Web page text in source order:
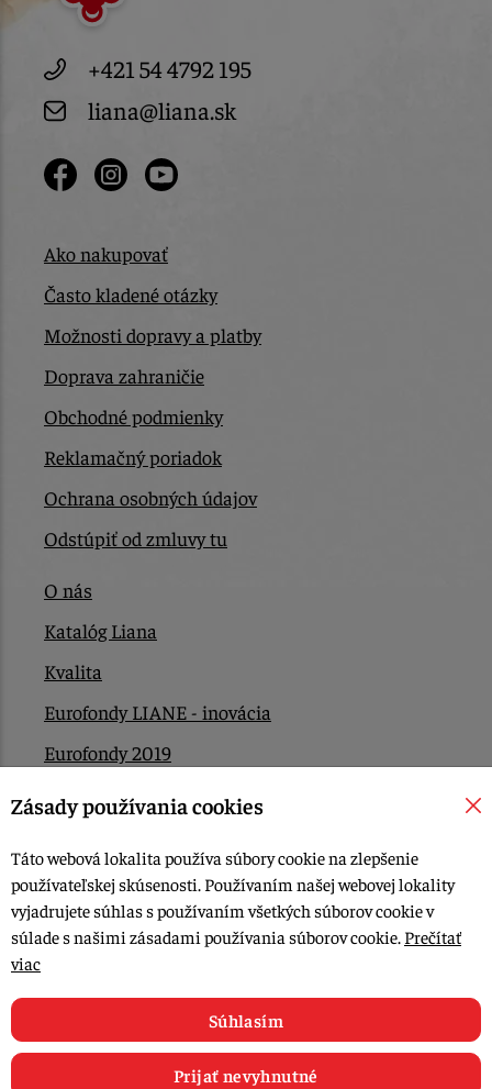
+421 54 4792 195
liana@liana.sk
Ako nakupovať
Často kladené otázky
Možnosti dopravy a platby
Doprava zahraničie
Obchodné podmienky
Reklamačný poriadok
Ochrana osobných údajov
Odstúpiť od zmluvy tu
O nás
Katalóg Liana
Kvalita
Eurofondy LIANE - inovácia
Eurofondy 2019
Eurofondy 2022/2023
Kontakt
© 2015-2026, LIANA GOLIAŠ s.r.o. všetky práva vyhradené.
Upraviť nastavenia Cookies
Zásady používania cookies
Táto webová lokalita používa súbory cookie na zlepšenie
používateľskej skúsenosti. Používaním našej webovej lokality
vyjadrujete súhlas s používaním všetkých súborov cookie v
súlade s našimi zásadami používania súborov cookie. Prečítať
viac
Súhlasím
Prijať nevyhnutné